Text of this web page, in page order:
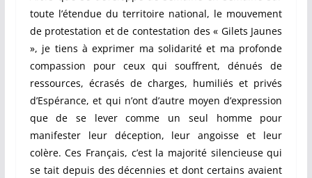
toute l’étendue du territoire national, le mouvement
de protestation et de contestation des « Gilets Jaunes
», je tiens à exprimer ma solidarité et ma profonde
compassion pour ceux qui souffrent, dénués de
ressources, écrasés de charges, humiliés et privés
d’Espérance, et qui n’ont d’autre moyen d’expression
que de se lever comme un seul homme pour
manifester leur déception, leur angoisse et leur
colère. Ces Français, c’est la majorité silencieuse qui
se tait depuis des décennies et dont certains avaient